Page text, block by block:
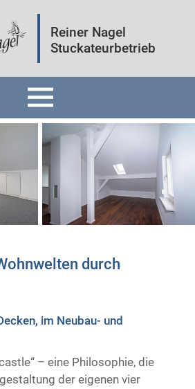
Reiner Nagel
Stuckateurbetrieb
Home
Fassaden
Innenräume
Mineralputz
Trockenausbau
durch
im Neubau- und
– eine Philosophie, die
der eigenen vier